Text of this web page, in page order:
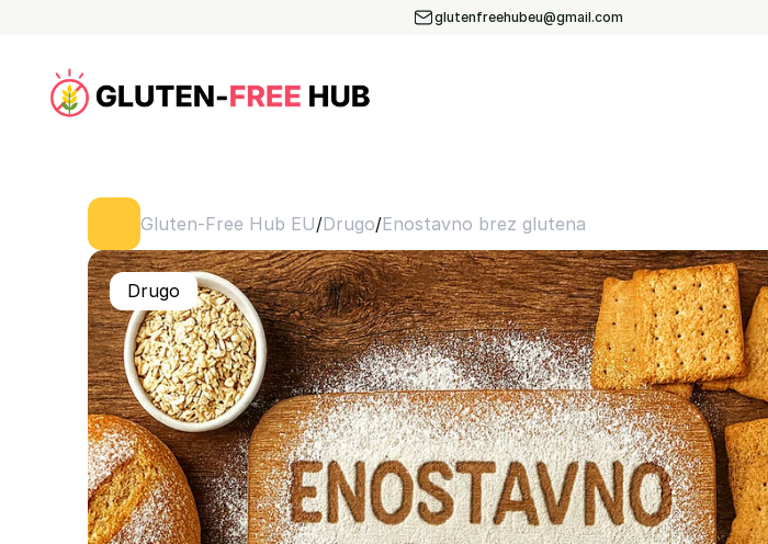
glutenfreehubeu@gmail.com
Gluten-Free Hub EU/Drugo/Enostavno brez glutena
Drugo